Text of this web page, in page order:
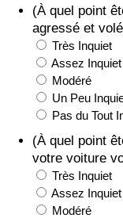
(À quel point
agressé et
Très Inquiet
Assez Inquiet
Modéré
Un Peu
Pas du Tout
(À quel point
votre voiture
Très Inquiet
Assez Inquiet
Modéré
Indice de Trafic